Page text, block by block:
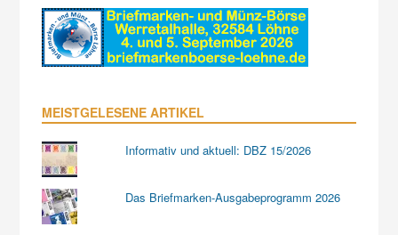
MEISTGELESENE ARTIKEL
Informativ und aktuell: DBZ 15/2026
Das Briefmarken-Ausgabeprogramm 2026